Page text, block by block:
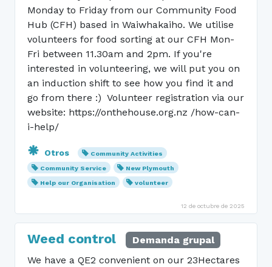
Monday to Friday from our Community Food
Hub (CFH) based in Waiwhakaiho. We utilise
volunteers for food sorting at our CFH Mon-
Fri between 11.30am and 2pm. If you're
interested in volunteering, we will put you on
an induction shift to see how you find it and
go from there :) Volunteer registration via our
website: https://onthehouse.org.nz /how-can-
i-help/
Otros
Community Activities
Community Service
New Plymouth
Help our Organisation
volunteer
12 de octubre de 2025
Weed control
Demanda grupal
We have a QE2 convenient on our 23Hectares